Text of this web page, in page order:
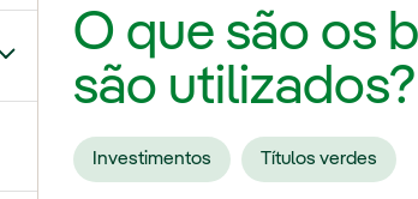
Alternar submenu de Biodiversidade
O que são os
são utilizados?
Investimentos Títulos verdes